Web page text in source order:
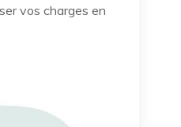
vos charges en